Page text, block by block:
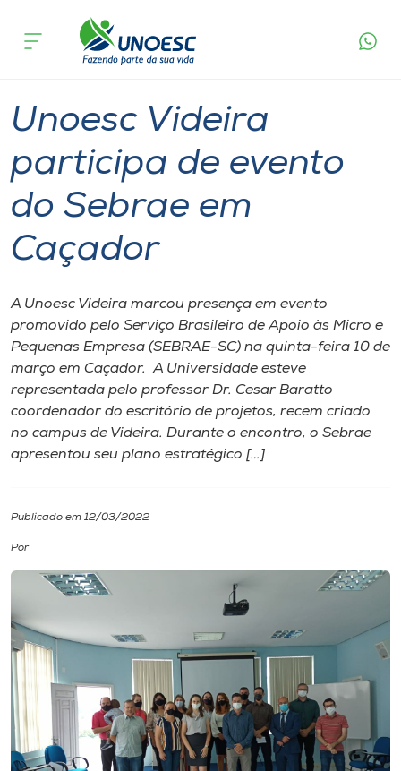
Cursos
Atendimento ao Estudante
Portal de Ensino
A
Unoesc
Internacionalização
I.nova
Cultura
Biblioteca
Editora
Rádio
acontece
Unoesc Videira
participa de evento
do Sebrae em
Caçador
A Unoesc Videira marcou presença em evento
promovido pelo Serviço Brasileiro de Apoio às Micro e
Pequenas Empresa (SEBRAE-SC) na quinta-feira 10 de
março em Caçador. A Universidade esteve
representada pelo professor Dr. Cesar Baratto
coordenador do escritório de projetos, recem criado
no campus de Videira. Durante o encontro, o Sebrae
apresentou seu plano estratégico […]
Publicado em 12/03/2022
Por